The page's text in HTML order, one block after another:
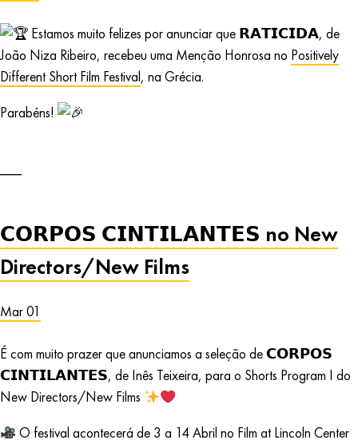
Estamos muito felizes por anunciar que 𝗥𝗔𝗧𝗜𝗖𝗜𝗗𝗔, de
João Niza Ribeiro, recebeu uma Menção Honrosa no Positively
Different Short Film Festival, na Grécia.
Parabéns!
𝗖𝗢𝗥𝗣𝗢𝗦 𝗖𝗜𝗡𝗧𝗜𝗟𝗔𝗡𝗧𝗘𝗦 no New
Directors/New Films
Mar 01
É com muito prazer que anunciamos a seleção de 𝗖𝗢𝗥𝗣𝗢𝗦
𝗖𝗜𝗡𝗧𝗜𝗟𝗔𝗡𝗧𝗘𝗦, de Inês Teixeira, para o Shorts Program I do
New Directors/New Films
O festival acontecerá de 3 a 14 Abril no Film at Lincoln Center